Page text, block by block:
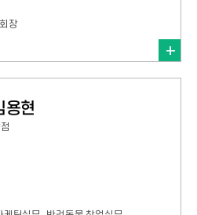
장
용현